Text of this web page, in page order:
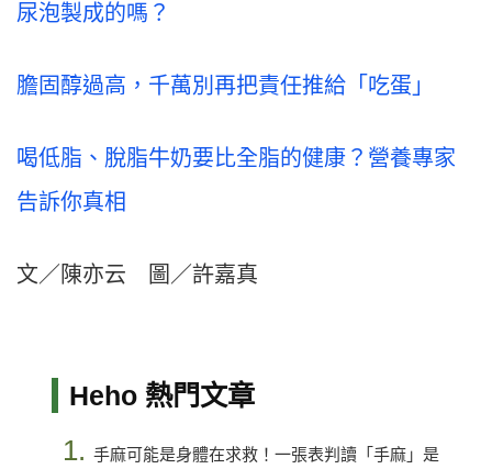
尿泡製成的嗎？
膽固醇過高，千萬別再把責任推給「吃蛋」
喝低脂、脫脂牛奶要比全脂的健康？營養專家
告訴你真相
文／陳亦云 圖／許嘉真
Heho 熱門文章
1. 手麻可能是身體在求救！一張表判讀「手麻」是